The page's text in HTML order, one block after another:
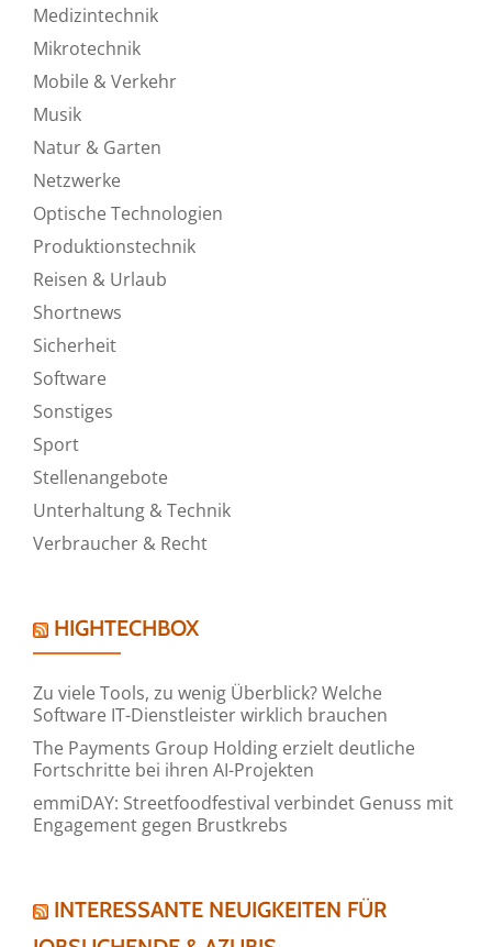
Medizintechnik
Mikrotechnik
Mobile & Verkehr
Musik
Natur & Garten
Netzwerke
Optische Technologien
Produktionstechnik
Reisen & Urlaub
Shortnews
Sicherheit
Software
Sonstiges
Sport
Stellenangebote
Unterhaltung & Technik
Verbraucher & Recht
HIGHTECHBOX
Zu viele Tools, zu wenig Überblick? Welche
Software IT-Dienstleister wirklich brauchen
The Payments Group Holding erzielt deutliche
Fortschritte bei ihren AI-Projekten
emmiDAY: Streetfoodfestival verbindet Genuss mit
Engagement gegen Brustkrebs
INTERESSANTE NEUIGKEITEN FÜR